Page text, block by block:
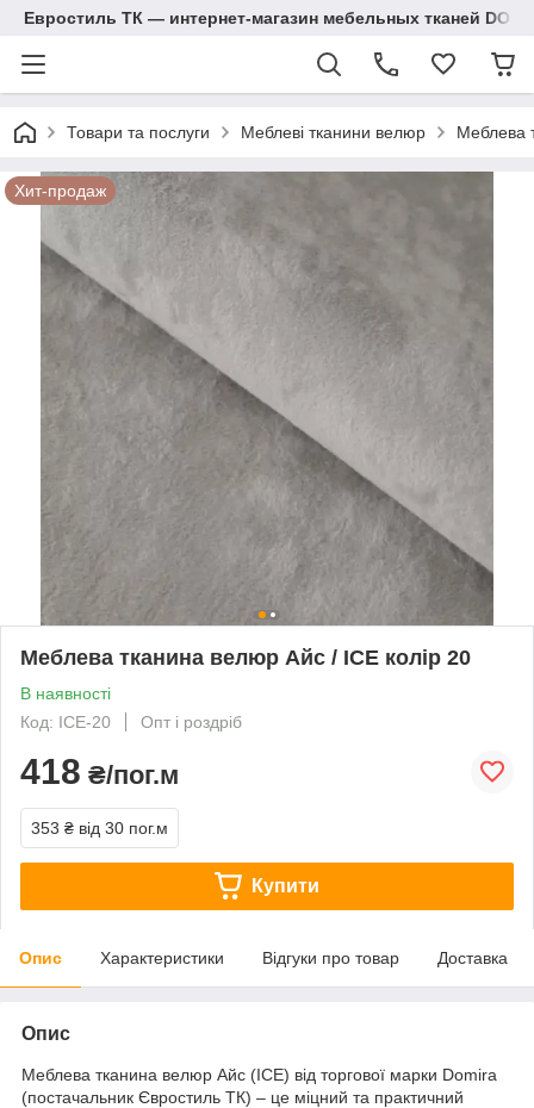
Евростиль ТК — интернет-магазин мебельных тканей
Товари та послуги Меблеві тканини велюр Меблева
Хит-продаж
Меблева тканина велюр Айс / ICE колір 20
В наявності
Код: ICE-20
Опт і роздріб
418 ₴/пог.м
353 ₴ від 30 пог.м
Купити
Опис Характеристики Відгуки про товар Доставка
Опис
Меблева тканина велюр Айс (ICE) від торгової марки Domira
(постачальник Євростиль ТК) – це міцний та практичний